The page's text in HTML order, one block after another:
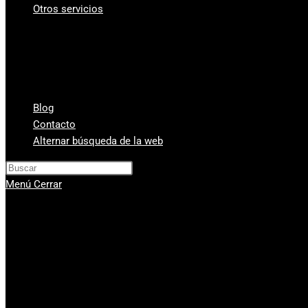
Otros servicios
Blog
Contacto
Alternar búsqueda de la web
Menú Cerrar